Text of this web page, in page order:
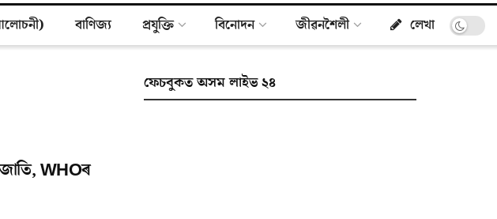
বাণিজ্য প্ৰযুক্তি বিনোদন জীৱনশৈলী লেখা
WHOৰ
ফেচবুকত অসম লাইভ ২৪